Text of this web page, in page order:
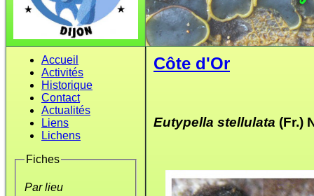
Accueil
Activités
Historique
Contact
Actualités
Liens
Lichens
Fiches
Par lieu
Côte d'Or
Eutypella stellulata (Fr.)